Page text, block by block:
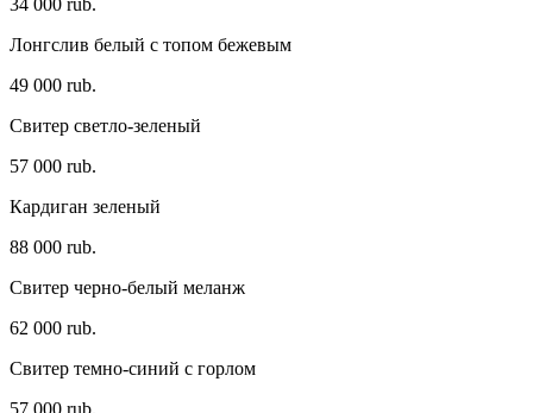
34 000 rub.
Лонгслив белый с топом бежевым
49 000 rub.
Свитер светло-зеленый
57 000 rub.
Кардиган зеленый
88 000 rub.
Свитер черно-белый меланж
62 000 rub.
Свитер темно-синий с горлом